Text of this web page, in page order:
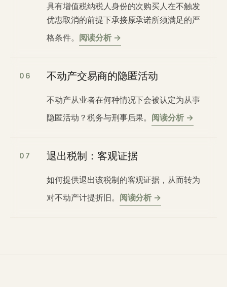
具有增值税纳税人身份的次购买人在不触发
优惠取消的前提下承接原承诺所须满足的严
格条件。 阅读分析 →
06 不动产交易商的隐匿活动
不动产从业者在何种情况下会被认定为从事
隐匿活动？税务与刑事后果。 阅读分析 →
07 退出税制：客观证据
如何提供退出该税制的客观证据，从而转为
对不动产计提折旧。 阅读分析 →